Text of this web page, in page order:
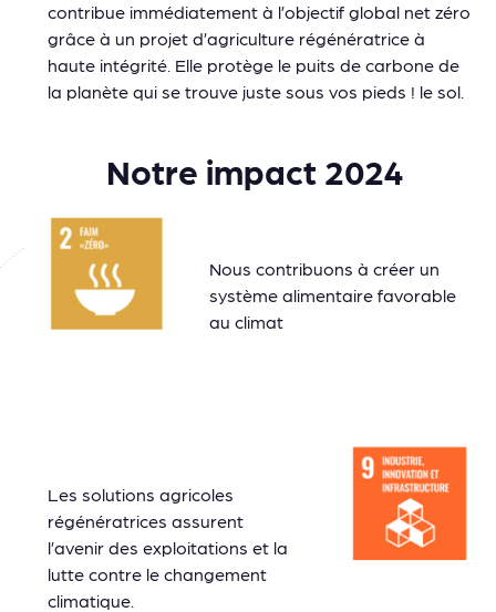
contribue immédiatement à l’objectif global net zéro
grâce à un projet d’agriculture régénératrice à
haute intégrité. Elle protège le puits de carbone de
la planète qui se trouve juste sous vos pieds ! le sol.
Notre impact 2024
Nous contribuons à créer un
système alimentaire favorable
au climat
Les solutions agricoles
régénératrices assurent
l’avenir des exploitations et la
lutte contre le changement
climatique.